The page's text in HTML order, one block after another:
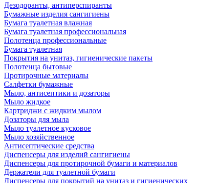
Дезодоранты, антиперспиранты
Бумажные изделия сангигиены
Бумага туалетная влажная
Бумага туалетная профессиональная
Полотенца профессиональные
Бумага туалетная
Покрытия на унитаз, гигиенические пакеты
Полотенца бытовые
Протирочные материалы
Салфетки бумажные
Мыло, антисептики и дозаторы
Мыло жидкое
Картриджи с жидким мылом
Дозаторы для мыла
Мыло туалетное кусковое
Мыло хозяйственное
Антисептические средства
Диспенсеры для изделий сангигиены
Диспенсеры для протирочной бумаги и материалов
Держатели для туалетной бумаги
Диспенсеры для покрытий на унитаз и гигиенических